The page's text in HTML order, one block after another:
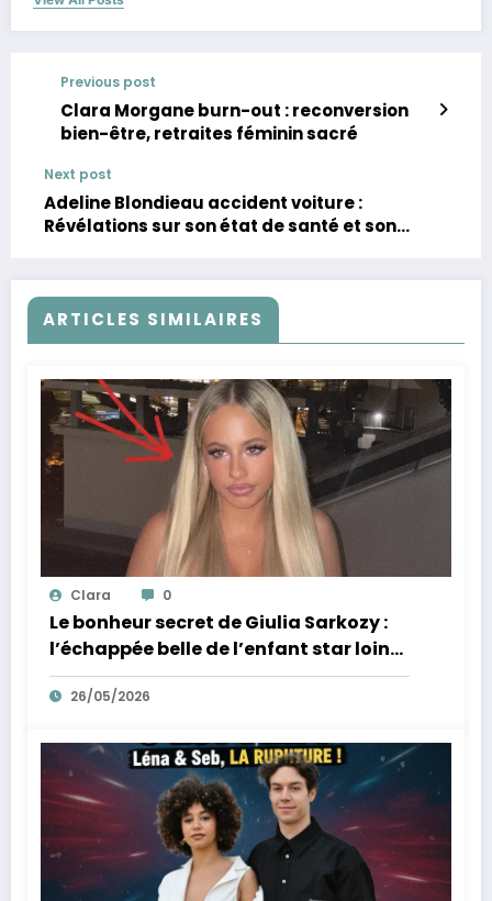
Previous post
Clara Morgane burn-out : reconversion
bien-être, retraites féminin sacré
Next post
Adeline Blondieau accident voiture :
Révélations sur son état de santé et son
ARTICLES SIMILAIRES
Clara 0
Le bonheur secret de Giulia Sarkozy :
l’échappée belle de l’enfant star loin
des tumultes familiaux.
26/05/2026